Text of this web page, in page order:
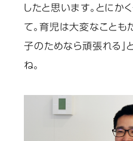
したと思います。とにか
て。育児は大変なことも
子のためなら頑張れる」
ね。